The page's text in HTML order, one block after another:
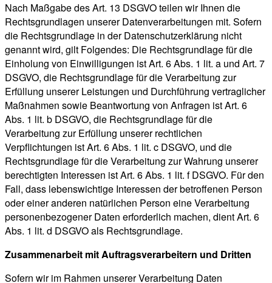
Nach Maßgabe des Art. 13 DSGVO teilen wir Ihnen die
Rechtsgrundlagen unserer Datenverarbeitungen mit. Sofern
die Rechtsgrundlage in der Datenschutzerklärung nicht
genannt wird, gilt Folgendes: Die Rechtsgrundlage für die
Einholung von Einwilligungen ist Art. 6 Abs. 1 lit. a und Art. 7
DSGVO, die Rechtsgrundlage für die Verarbeitung zur
Erfüllung unserer Leistungen und Durchführung vertraglicher
Maßnahmen sowie Beantwortung von Anfragen ist Art. 6
Abs. 1 lit. b DSGVO, die Rechtsgrundlage für die
Verarbeitung zur Erfüllung unserer rechtlichen
Verpflichtungen ist Art. 6 Abs. 1 lit. c DSGVO, und die
Rechtsgrundlage für die Verarbeitung zur Wahrung unserer
berechtigten Interessen ist Art. 6 Abs. 1 lit. f DSGVO. Für den
Fall, dass lebenswichtige Interessen der betroffenen Person
oder einer anderen natürlichen Person eine Verarbeitung
personenbezogener Daten erforderlich machen, dient Art. 6
Abs. 1 lit. d DSGVO als Rechtsgrundlage.
Zusammenarbeit mit Auftragsverarbeitern und Dritten
Sofern wir im Rahmen unserer Verarbeitung Daten